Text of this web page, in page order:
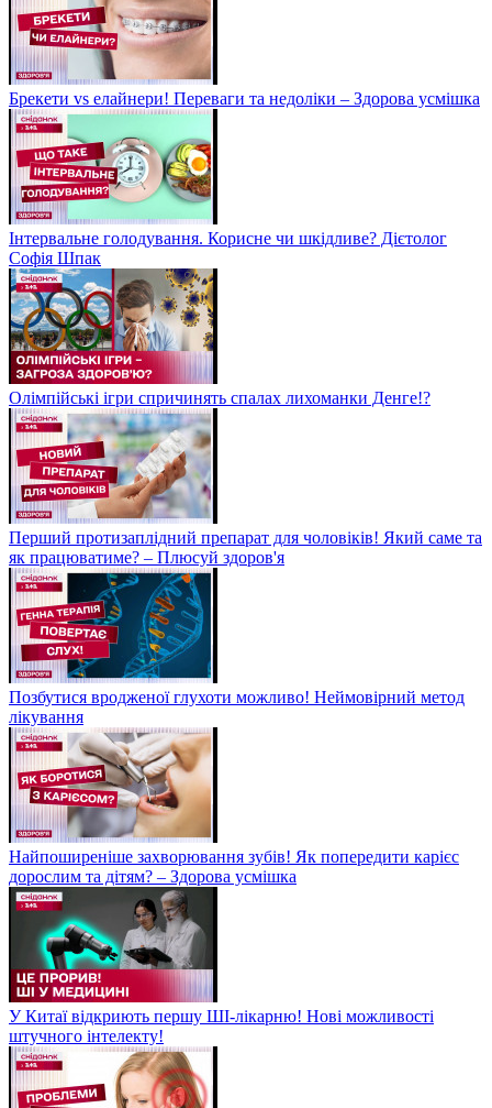
Брекети vs елайнери! Переваги та недоліки – Здорова усмішка
Інтервальне голодування. Корисне чи шкідливе? Дієтолог
Софія Шпак
Олімпійські ігри спричинять спалах лихоманки Денге!?
Перший протизаплідний препарат для чоловіків! Який саме та
як працюватиме? – Плюсуй здоров'я
Позбутися вродженої глухоти можливо! Неймовірний метод
лікування
Найпоширеніше захворювання зубів! Як попередити карієс
дорослим та дітям? – Здорова усмішка
У Китаї відкриють першу ШІ-лікарню! Нові можливості
штучного інтелекту!